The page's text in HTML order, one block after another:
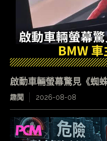
啟動車輛螢幕驚見《蜘
趣聞 2026-08-08